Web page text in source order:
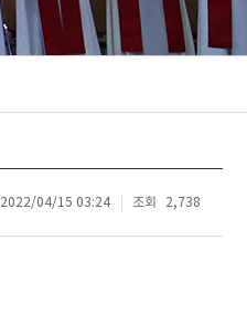
2022/04/15 03:24 조회 2,738